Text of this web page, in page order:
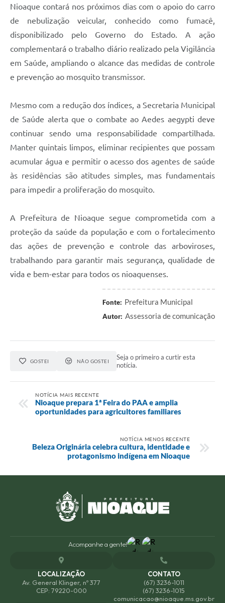
Nioaque contará nos próximos dias com o apoio do carro
de nebulização veicular, conhecido como fumacê,
disponibilizado pelo Governo do Estado. A ação
complementará o trabalho diário realizado pela Vigilância
em Saúde, ampliando o alcance das medidas de controle
e prevenção ao mosquito transmissor.
Mesmo com a redução dos índices, a Secretaria Municipal
de Saúde alerta que o combate ao Aedes aegypti deve
continuar sendo uma responsabilidade compartilhada.
Manter quintais limpos, eliminar recipientes que possam
acumular água e permitir o acesso dos agentes de saúde
às residências são atitudes simples, mas fundamentais
para impedir a proliferação do mosquito.
A Prefeitura de Nioaque segue comprometida com a
proteção da saúde da população e com o fortalecimento
das ações de prevenção e controle das arboviroses,
trabalhando para garantir mais segurança, qualidade de
vida e bem-estar para todos os nioaquenses.
Fonte: Prefeitura Municipal
Autor: Assessoria de comunicação
GOSTEI NÃO GOSTEI
Seja o primeiro a curtir esta
notícia.
NOTÍCIA MAIS RECENTE
Nioaque prepara 1ª Feira do PAA e amplia
oportunidades para agricultores familiares
NOTÍCIA MENOS RECENTE
Beleza Originária celebra cultura, identidade e
protagonismo indígena em Nioaque
Acompanhe a gente!
LOCALIZAÇÃO
Av. General Klinger, nº 377
CEP: 79220-000
CONTATO
(67) 3236-1011
(67) 3236-1015
comunicacao@nioaque.ms.gov.br